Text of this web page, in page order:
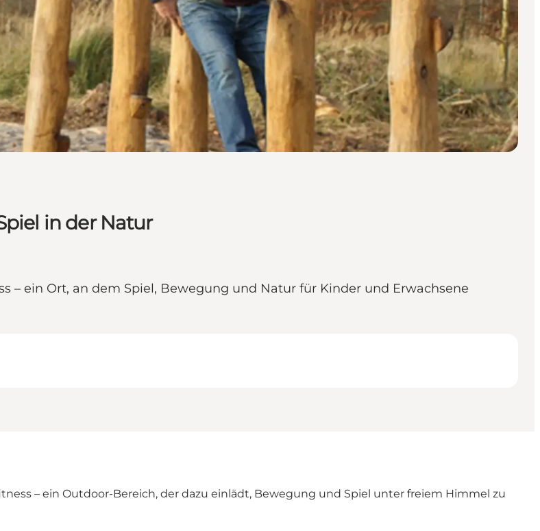
in der Natur
– ein Ort, an dem Spiel, Bewegung und Natur für Kinder und Erwachsene
– ein Outdoor-Bereich, der dazu einlädt, Bewegung und Spiel unter freiem Himmel zu